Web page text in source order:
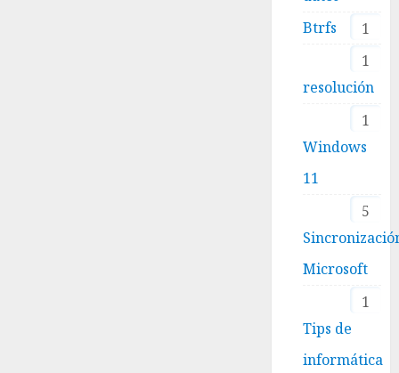
1
Btrfs
1
resolución
1
Windows
11
5
Microsoft
1
Tips de
informática